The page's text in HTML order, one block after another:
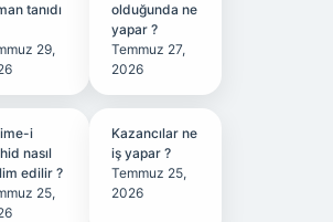
tanıdı
29,
olduğunda ne
yapar ?
Temmuz 27,
2026
i
nasıl
edilir ?
25,
Kazancılar ne
iş yapar ?
Temmuz 25,
2026